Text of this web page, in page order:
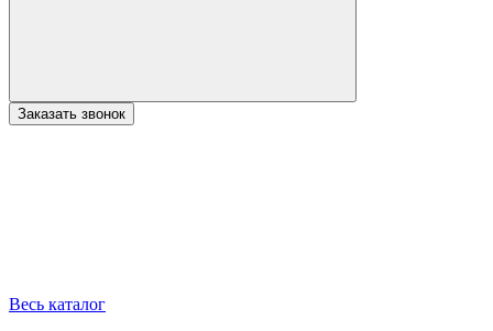
Заказать звонок
Весь каталог